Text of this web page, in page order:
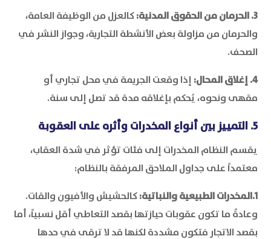
3. الحرمان من الحقوق المدنية:
كالعزل من الوظيفة العامة،
والحرمان من مزاولة بعض الأنشطة التجارية، وجواز النشر في
الصحف.
4. إغلاق المحال:
إذا وقعت الجريمة في محل تجاري أو
مقهى ونحوه، يُحكم بإغلاقه مدة قد تصل إلى سنة.
5. التمييز بين أنواع المخدرات وأثره على العقوبة
يقسم النظام المخدرات إلى فئات تؤثر في شدة العقاب،
معتمداً على جداول الملاحق المرفقة بالنظام:
1.المخدرات الطبيعية والنباتية:
كالحشيش والأفيون والقات.
وعادةً ما تكون عقوبات حيازتها بقصد التعاطي أقل نسبياً، أما
بقصد الاتجار فتكون مشددة لكنها قد لا ترقى في حدها